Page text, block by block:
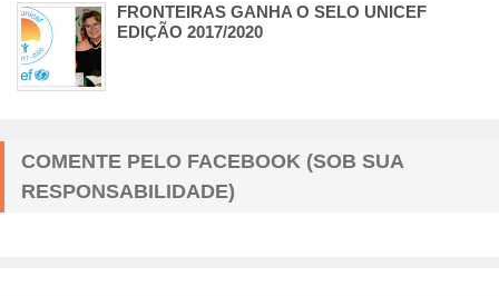
FRONTEIRAS GANHA O SELO UNICEF
EDIÇÃO 2017/2020
COMENTE PELO FACEBOOK (SOB SUA
RESPONSABILIDADE)